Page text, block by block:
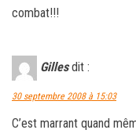
combat!!!
Gilles dit :
30 septembre 2008 à 15:03
C’est marrant quand